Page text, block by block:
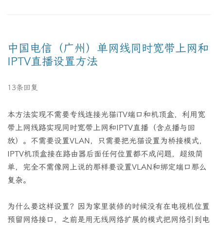
中国电信（广州）单网线同时宽带上网和
IPTV直播设置方法
13条回复
本方法实现不需要专线连接光猫iTV端口和机顶盒，利用宽
带上网线路实现同时宽带上网和IPTV直播（含点播与回
放）。不需要设置VLAN，只需要把光猫设置为桥接模式，
IPTV机顶盒接在路由器后面任何位置都不成问题，超级简
单，完全不需像网上说的那样要设置VLAN和绑定端口那么
复杂。
为什么要这样设置？因为家里装修的时候没有在电视机位置
预留网络接口，之前是用无线网络扩展的模式把网络引到电